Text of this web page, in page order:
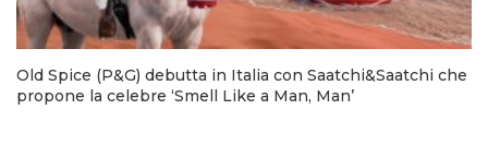
Old Spice (P&G) debutta in Italia con Saatchi&Saatchi che
propone la celebre ‘Smell Like a Man, Man’